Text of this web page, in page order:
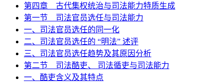
第四章 古代集权统治与司法能力特质生成
第一节 司法官员选任与司法能力
一、司法官员选任的同一化
二、司法官员选任的 “明法” 述评
三、司法官员选任趋势及其原因分析
第二节 司法酷吏、 司法循吏与司法能力
一、酷吏含义及其特点